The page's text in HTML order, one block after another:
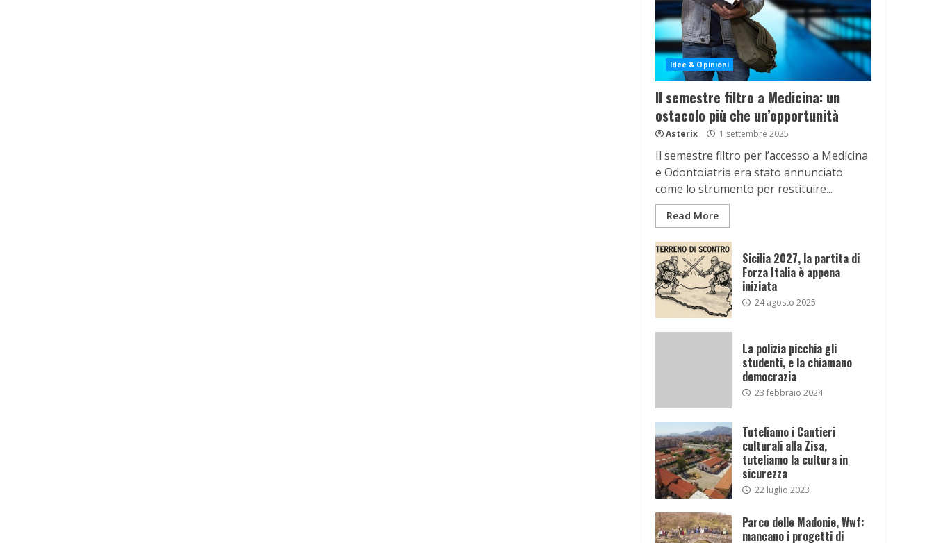
Idee & Opinioni
Il semestre filtro a Medicina: un
ostacolo più che un’opportunità
Asterix 1 settembre 2025
Il semestre filtro per l’accesso a Medicina
e Odontoiatria era stato annunciato
come lo strumento per restituire...
Read More
Sicilia 2027, la partita di
Forza Italia è appena
iniziata
24 agosto 2025
La polizia picchia gli
studenti, e la chiamano
democrazia
23 febbraio 2024
Tuteliamo i Cantieri
culturali alla Zisa,
tuteliamo la cultura in
sicurezza
22 luglio 2023
Parco delle Madonie, Wwf:
mancano i progetti di